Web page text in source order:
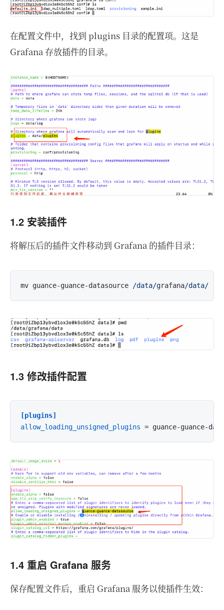
在配置文件中，找到 plugins 目录的配置项。这是
Grafana 存放插件的目录。
1.2 安装插件
将解压后的插件文件移动到 Grafana 的插件目录：
mv guance-guance-datasource /data/grafana/data/
1.3 修改插件配置
[plugins]
allow_loading_unsigned_plugins
1.4 重启 Grafana 服务
保存配置文件后，重启 Grafana 服务以使插件生效：